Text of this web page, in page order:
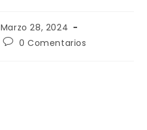
Marzo 28, 2024
0 Comentarios